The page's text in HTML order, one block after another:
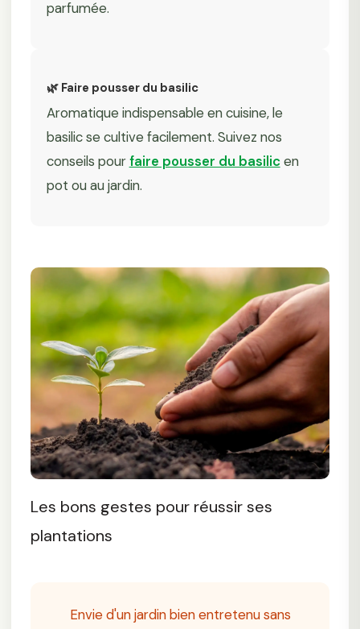
parfumée.
🌿 Faire pousser du basilic
Aromatique indispensable en cuisine, le
basilic se cultive facilement. Suivez nos
conseils pourfaire pousser du basilic en
pot ou au jardin.
Les bons gestes pour réussir ses
plantations
Envie d'un jardin bien entretenu sans